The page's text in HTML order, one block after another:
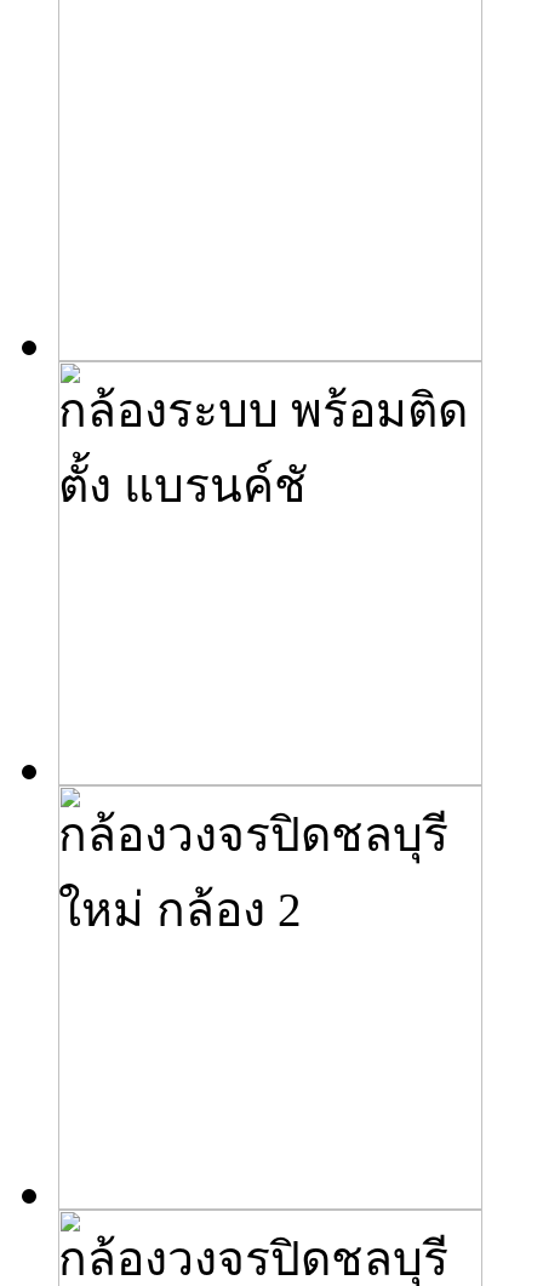
กล้องระบบ พร้อมติด
ตั้ง แบรนค์ชั
กล้องวงจรปิดชลบุรี
ใหม่ กล้อง 2
กล้องวงจรปิดชลบุรี